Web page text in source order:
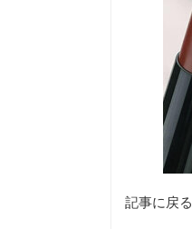
記事に戻る